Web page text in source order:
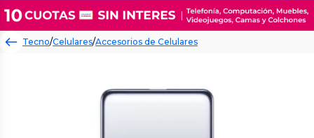
Tecno/Celulares/Accesorios de Celulares